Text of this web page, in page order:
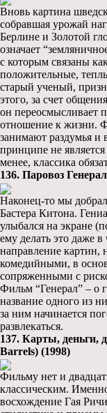
Вновь картина
собравшая урожай
Берлине и Золотой
означает
с которым связаны
положительные,
старый ученый,
этого, за счет
он переосмысливает
отношение к жизни.
занимают раздумья и
принципе не
менее, классика
136. Паровоз
Наконец-то мы
Бастера Китона.
улыбался на экране
ему делать это даже
направление
комедийными, в
сопряженными с
Фильм “Генерал” – о
название одного из
за ним начинается
развлекаться.
137. Карты, деньги,
Barrels) (1998)
Фильму нет и
классическим.
восхождение Гая